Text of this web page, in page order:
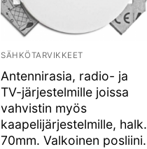
SÄHKÖTARVIKKEET
Antennirasia, radio- ja
TV-järjestelmille joissa
vahvistin myös
kaapelijärjestelmille, halk.
70mm. Valkoinen posliini.